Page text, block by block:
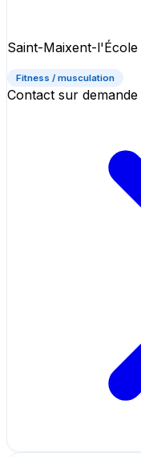
Saint-Maixent-l'École
Fitness / musculation
Contact sur demande